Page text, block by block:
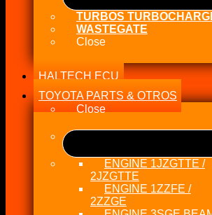
TURBOS
WASTEGATE
Close
HALTECH ECU
TOYOTA PARTS & OTROS
Close
ENGINE 1JZGTTE /
2JZGTTE
ENGINE 1ZZFE /
2ZZGE